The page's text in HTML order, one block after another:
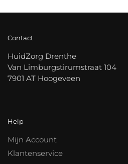
Contact
HuidZorg Drenthe
Van Limburgstirumstraat 104
7901 AT Hoogeveen
Help
Mijn Account
Klantenservice